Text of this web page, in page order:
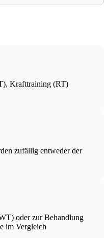
Krafttraining (RT)
zufällig entweder der
oder zur Behandlung
im Vergleich